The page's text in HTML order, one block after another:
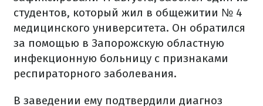
студентов, который жил в общежитии № 4
медицинского университета. Он обратился
за помощью в Запорожскую областную
инфекционную больницу с признаками
респираторного заболевания.
В заведении ему подтвердили диагноз